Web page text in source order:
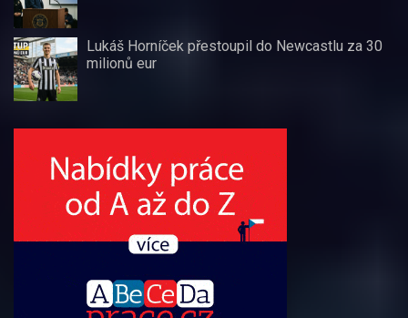
Lukáš Horníček přestoupil do Newcastlu za 30
milionů eur